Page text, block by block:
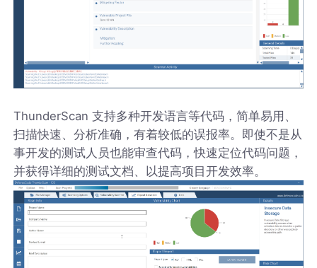
ThunderScan 支持多种开发语言等代码，简单易用、
扫描快速、分析准确，有着较低的误报率。即使不是从
事开发的测试人员也能审查代码，快速定位代码问题，
并获得详细的测试文档、以提高项目开发效率。